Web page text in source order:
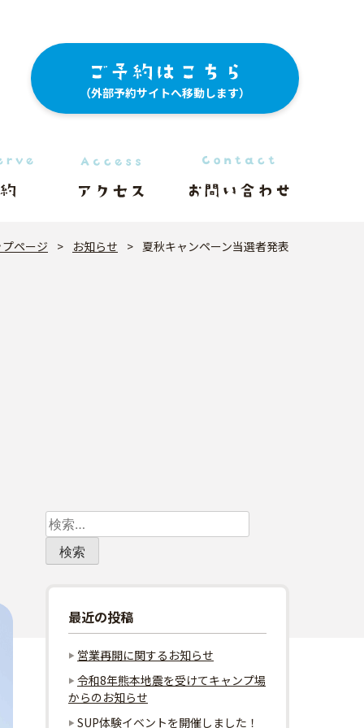
（外部予約サイトへ移動します）
ページ > お知らせ > 夏秋キャンペーン当選者発表
検
索:
最近の投稿
営業再開に関するお知らせ
令和8年熊本地震を受けてキャンプ場
からのお知らせ
SUP体験イベントを開催しました！